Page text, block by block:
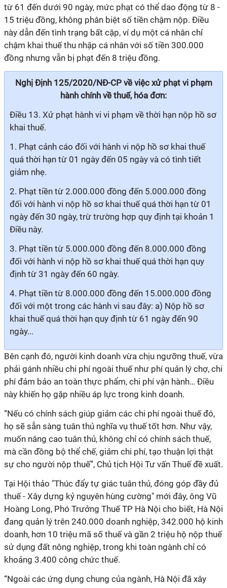
từ 61 đến dưới 90 ngày, mức phạt có thể dao động từ 8 -
15 triệu đồng, không phân biệt số tiền chậm nộp. Điều
này dẫn đến tình trạng bất cập, ví dụ một cá nhân chỉ
chậm khai thuế thu nhập cá nhân với số tiền 300.000
đồng nhưng vẫn bị phạt đến 8 triệu đồng.
Nghị Định 125/2020/NĐ-CP về việc xử phạt vi phạm
hành chính về thuế, hóa đơn:
Điều 13. Xử phạt hành vi vi phạm về thời hạn nộp hồ sơ
khai thuế.
1. Phạt cảnh cáo đối với hành vi nộp hồ sơ khai thuế
quá thời hạn từ 01 ngày đến 05 ngày và có tình tiết
giảm nhẹ.
2. Phạt tiền từ 2.000.000 đồng đến 5.000.000 đồng
đối với hành vi nộp hồ sơ khai thuế quá thời hạn từ 01
ngày đến 30 ngày, trừ trường hợp quy định tại khoản 1
Điều này.
3. Phạt tiền từ 5.000.000 đồng đến 8.000.000 đồng
đối với hành vi nộp hồ sơ khai thuế quá thời hạn quy
định từ 31 ngày đến 60 ngày.
4. Phạt tiền từ 8.000.000 đồng đến 15.000.000 đồng
đối với một trong các hành vi sau đây: a) Nộp hồ sơ
khai thuế quá thời hạn quy định từ 61 ngày đến 90
ngày...
Bên cạnh đó, người kinh doanh vừa chịu ngưỡng thuế, vừa
phải gánh nhiều chi phí ngoài thuế như phí quản lý chợ, chi
phí đảm bảo an toàn thực phẩm, chi phí vận hành… Điều
này khiến họ gặp nhiều áp lực trong kinh doanh.
“Nếu có chính sách giúp giảm các chi phí ngoài thuế đó,
họ sẽ sẵn sàng tuân thủ nghĩa vụ thuế tốt hơn. Như vậy,
muốn nâng cao tuân thủ, không chỉ có chính sách thuế,
mà cần đồng bộ thể chế, giảm chi phí, tạo thuận lợi thật
sự cho người nộp thuế”, Chủ tịch Hội Tư vấn Thuế đề xuất.
Tại Hội thảo "Thúc đẩy tự giác tuân thủ, đóng góp đầy đủ
thuế - Xây dựng kỷ nguyên hùng cường" mới đây, ông Vũ
Hoàng Long, Phó Trưởng Thuế TP Hà Nội cho biết, Hà Nội
đang quản lý trên 240.000 doanh nghiệp, 342.000 hộ kinh
doanh, hơn 10 triệu mã số thuế và gần 2 triệu hộ nộp thuế
sử dụng đất nông nghiệp, trong khi toàn ngành chỉ có
khoảng 3.400 công chức thuế.
“Ngoài các ứng dụng chung của ngành, Hà Nội đã xây